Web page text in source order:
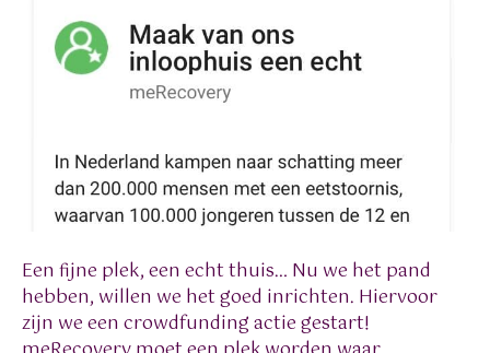
Een fijne plek, een echt thuis… Nu we het pand
hebben, willen we het goed inrichten. Hiervoor
zijn we een crowdfunding actie gestart!